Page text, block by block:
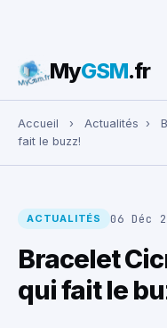
Rechercher :
MyGSM.fr
Accueil › Actualités ›
fait le buzz!
ACTUALITÉS 06 Déc
Bracelet
qui fait le